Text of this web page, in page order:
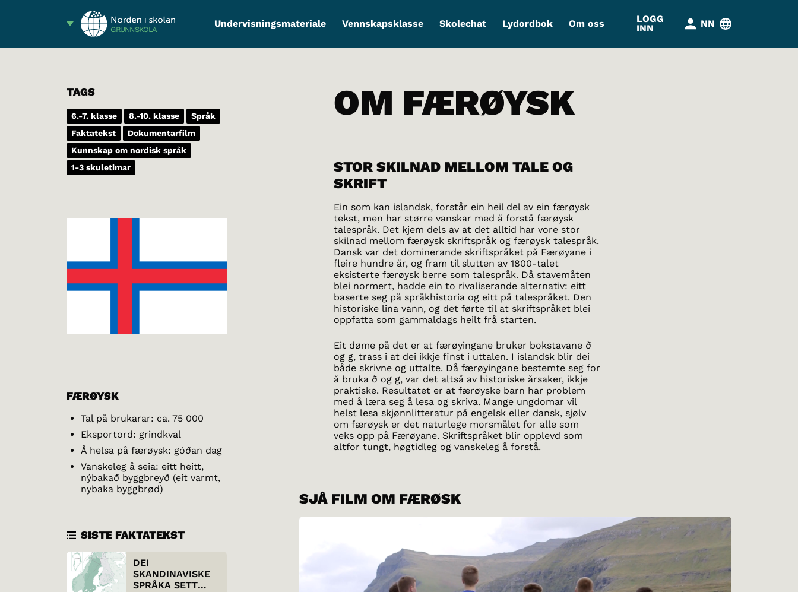
GRUNNSKOLA
Undervisningsmateriale Vennskapsklasse Skolechat Lydordbok Om oss
LOGG
INN
NN
TAGS
6.-7. klasse 8.-10. klasse
Språk
Faktatekst
Dokumentarfilm
Kunnskap om nordisk språk
1-3 skuletimar
FÆRØYSK
Tal på brukarar: ca. 75 000
Eksportord: grindkval
Å helsa på færøysk: góðan dag
Vanskeleg å seia: eitt heitt,
nýbakað byggbreyð (eit varmt,
nybaka byggbrød)
SISTE FAKTATEKST
DEI
SKANDINAVISKE
SPRÅKA SETT
OM FÆRØYSK
STOR SKILNAD MELLOM TALE OG
SKRIFT
Ein som kan islandsk, forstår ein heil del av ein færøysk
tekst, men har større vanskar med å forstå færøysk
talespråk. Det kjem dels av at det alltid har vore stor
skilnad mellom færøysk skriftspråk og færøysk talespråk.
Dansk var det dominerande skriftspråket på Færøyane i
fleire hundre år, og fram til slutten av 1800-talet
eksisterte færøysk berre som talespråk. Då stavemåten
blei normert, hadde ein to rivaliserande alternativ: eitt
baserte seg på språkhistoria og eitt på talespråket. Den
historiske lina vann, og det førte til at skriftspråket blei
oppfatta som gammaldags heilt frå starten.
Eit døme på det er at færøyingane bruker bokstavane ð
og g, trass i at dei ikkje finst i uttalen. I islandsk blir dei
både skrivne og uttalte. Då færøyingane bestemte seg for
å bruka ð og g, var det altså av historiske årsaker, ikkje
praktiske. Resultatet er at færøyske barn har problem
med å læra seg å lesa og skriva. Mange ungdomar vil
helst lesa skjønnlitteratur på engelsk eller dansk, sjølv
om færøysk er det naturlege morsmålet for alle som
veks opp på Færøyane. Skriftspråket blir opplevd som
altfor tungt, høgtidleg og vanskeleg å forstå.
SJÅ FILM OM FÆRØSK